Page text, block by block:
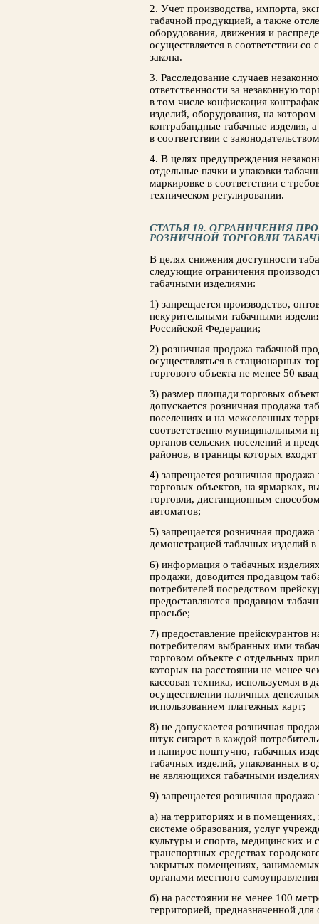
2. Учет производства, импорта,
табачной продукцией, а также
оборудования, движения и
осуществляется в соответствии
закона.
3. Расследование случаев
ответственности за незаконную
в том числе конфискация
изделий, оборудования, на
контрабандные табачные изделия,
в соответствии с
4. В целях предупреждения
отдельные пачки и упаковки
маркировке в соответствии с
техническом регулировании.
СТАТЬЯ 19. ОГРАНИЧЕНИЯ
РОЗНИЧНОЙ ТОРГОВЛИ
В целях снижения доступности
следующие ограничения
табачными изделиями:
1) запрещается производство,
некурительными табачными
Российской Федерации;
2) розничная продажа табачной
осуществляться в стационарных
торгового объекта не менее 50
3) размер площади торговых
допускается розничная продажа
поселениях и на межселенных
соответственно муниципальными
органов сельских поселений и
районов, в границы которых
4) запрещается розничная продажа
торговых объектов, на ярмарках,
торговли, дистанционным
автоматов;
5) запрещается розничная
демонстрацией табачных изделий
6) информация о табачных
продажи, доводится продавцом
потребителей посредством
предоставляются продавцом
просьбе;
7) предоставление прейскурантов
потребителям выбранных ими
торговом объекте с отдельных
которых на расстоянии не менее
кассовая техника, используемая в
осуществлении наличных
использованием платежных карт;
8) не допускается розничная
штук сигарет в каждой
и папирос поштучно, табачных
табачных изделий, упакованных в
не являющихся табачными
9) запрещается розничная
а) на территориях и в помещениях,
системе образования, услуг
культуры и спорта, медицинских и
транспортных средствах
закрытых помещениях, занимаемых
органами местного
б) на расстоянии не менее 100
территорией, предназначенной для